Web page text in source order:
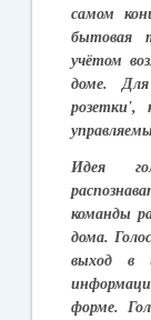
самом
бытовая
учётом
доме. Для
розетки',
Идея
команды
дома.
выход
в
форме.